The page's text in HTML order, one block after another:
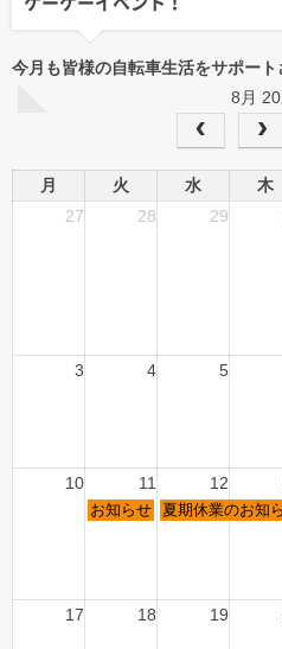
今月も皆様の自転車生活をサポート
8月
月 火 水 木
27
28 29
3 4 5
10 11 12
お知らせ 夏期休業のお知
17 18 19